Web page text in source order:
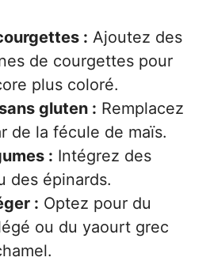
: Ajoutez des
de courgettes pour
plus coloré.
gluten : Remplacez
de la fécule de maïs.
: Intégrez des
des épinards.
: Optez pour du
ou du yaourt grec